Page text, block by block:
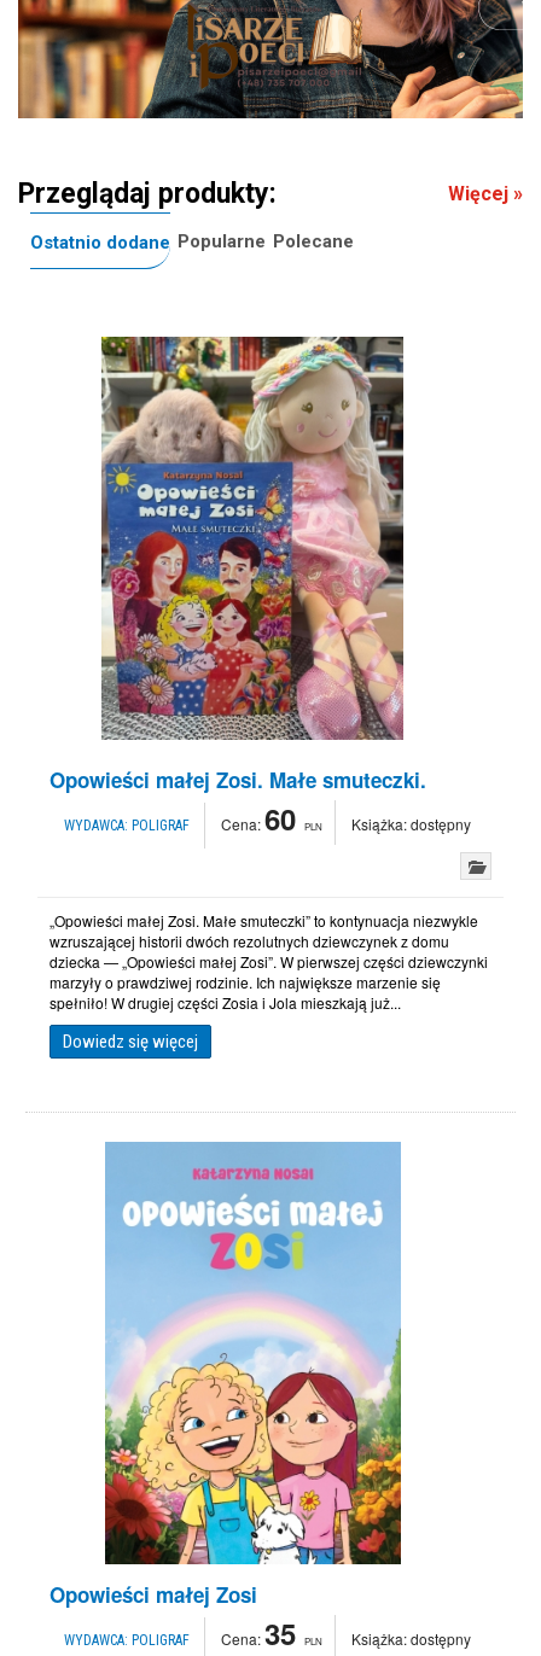
Przeglądaj produkty: Więcej »
Ostatnio dodane Popularne Polecane
Opowieści małej Zosi. Małe smuteczki.
WYDAWCA: POLIGRAF Cena:60 PLN Książka:dostępny
„Opowieści małej Zosi. Małe smuteczki” to kontynuacja niezwykle
wzruszającej historii dwóch rezolutnych dziewczynek z domu
dziecka — „Opowieści małej Zosi”. W pierwszej części dziewczynki
marzyły o prawdziwej rodzinie. Ich największe marzenie się
spełniło! W drugiej części Zosia i Jola mieszkają już...
Dowiedz się więcej
Opowieści małej Zosi
WYDAWCA: POLIGRAF Cena:35 PLN Książka:dostępny